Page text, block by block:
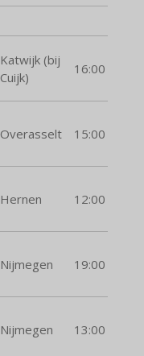
Katwijk (bij
Cuijk)
16:00
Overasselt 15:00
Hernen 12:00
Nijmegen 19:00
Nijmegen 13:00